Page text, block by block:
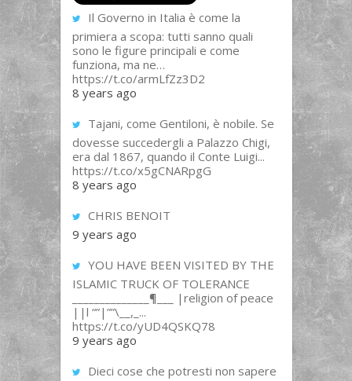
Il Governo in Italia è come la
primiera a scopa: tutti sanno quali
sono le figure principali e come
funziona, ma ne…
https://t.co/armLfZz3D2
8 years ago
Tajani, come Gentiloni, è nobile. Se
dovesse succedergli a Palazzo Chigi,
era dal 1867, quando il Conte Luigi...
https://t.co/x5gCNARpgG
8 years ago
CHRIS BENOIT
9 years ago
YOU HAVE BEEN VISITED BY THE
ISLAMIC TRUCK OF TOLERANCE
______________¶___ |religion of peace
||l “”|””\__,_...
https://t.co/yUD4QSKQ78
9 years ago
Dieci cose che potresti non sapere